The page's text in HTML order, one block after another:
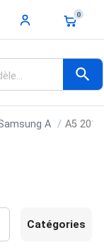
0
search
A A5
Catégories